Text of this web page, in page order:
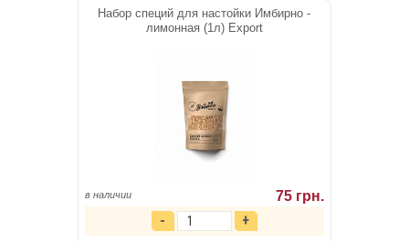
Набор специй для настойки Имбирно -
лимонная (1л) Export
в наличии 75 грн.